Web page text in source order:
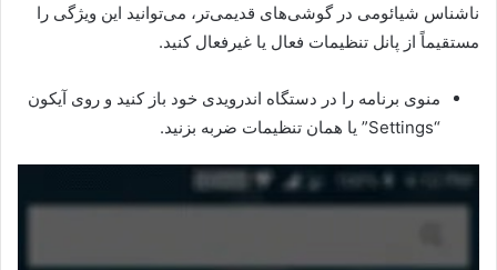
ناشناس شیائومی در گوشی‌های قدیمی‌تر، می‌توانید این ویژگی را
مستقیماً از پانل تنظیمات فعال یا غیرفعال کنید.
منوی برنامه را در دستگاه اندرویدی خود باز کنید و روی آیکون
“Settings” یا همان تنظیمات ضربه بزنید.